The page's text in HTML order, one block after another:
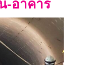
-อาคาร